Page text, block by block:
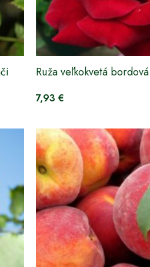
Ruža veľkokvetá bordová
7,93 €